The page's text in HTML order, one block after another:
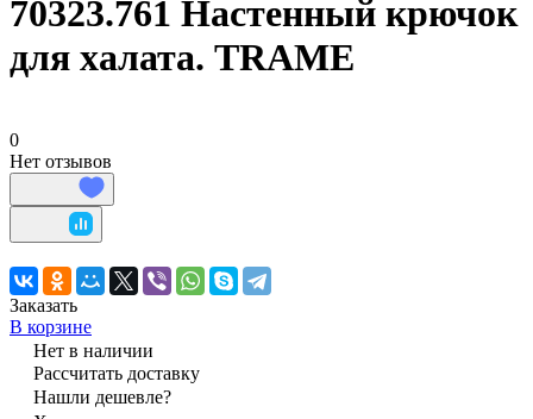
70323.761 Настенный крючок
для халата. TRAME
0
Нет отзывов
Заказать
В корзине
Нет в наличии
Рассчитать доставку
Нашли дешевле?